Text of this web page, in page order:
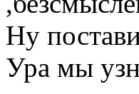
Ну
Ура мы